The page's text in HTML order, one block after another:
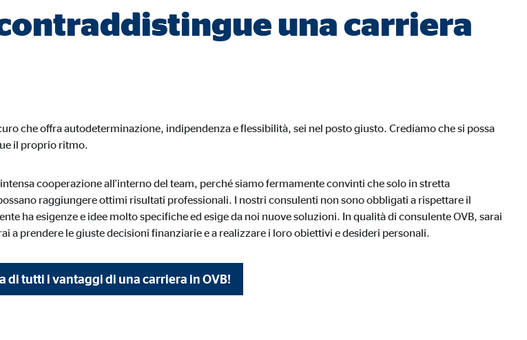
una carriera
che offra autodeterminazione, indipendenza e flessibilità, sei nel posto giusto. Crediamo che si possa
il proprio ritmo.
cooperazione all'interno del team, perché siamo fermamente convinti che solo in stretta
raggiungere ottimi risultati professionali. I nostri consulenti non sono obbligati a rispettare il
ha esigenze e idee molto specifiche ed esige da noi nuove soluzioni. In qualità di consulente OVB, sarai
a prendere le giuste decisioni finanziarie e a realizzare i loro obiettivi e desideri personali.
di tutti i vantaggi di una carriera in OVB!
dell'utente
al consenso